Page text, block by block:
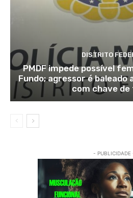
DISTRITO
PMDF impede possível
Fundo; agressor é baleado
com chave de
- PUBLICIDADE